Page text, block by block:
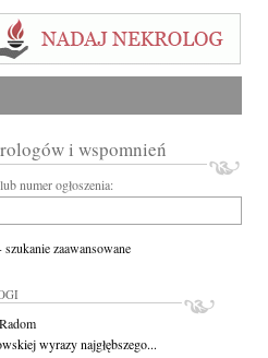
i wspomnień
numer ogłoszenia:
szukanie zaawansowane
Radom
wyrazy najgłębszego...